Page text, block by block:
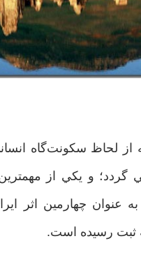
و يكي از مهمترين
چهارمین اثر
ثبت رسیده است.